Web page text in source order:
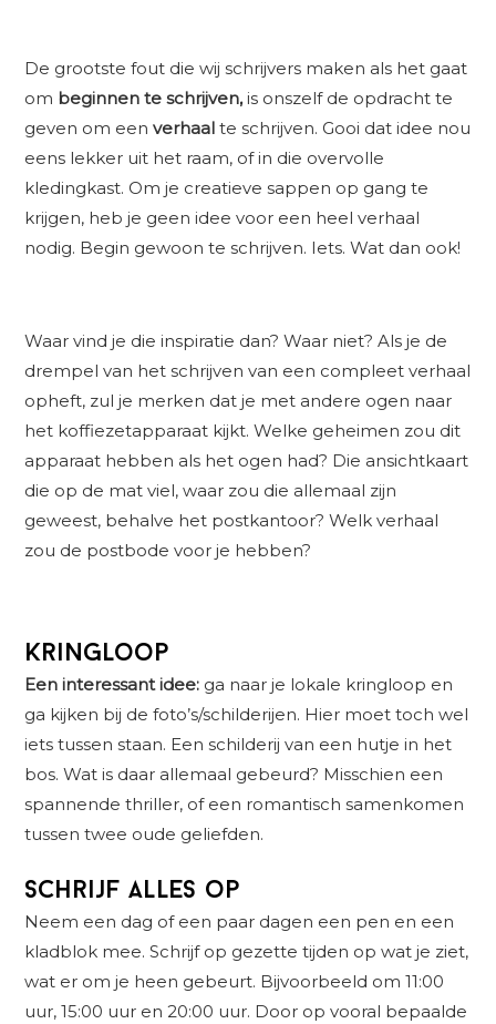
De grootste fout die wij schrijvers maken als het gaat
om beginnen te schrijven,is onszelf de opdracht te
geven om eenverhaal te schrijven. Gooi dat idee nou
eens lekker uit het raam, of in die overvolle
kledingkast. Om je creatieve sappen op gang te
krijgen, heb je geen idee voor een heel verhaal
nodig. Begin gewoon te schrijven. Iets. Wat dan ook!
Waar vind je die inspiratie dan? Waar niet? Als je de
drempel van het schrijven van een compleet verhaal
opheft, zul je merken dat je met andere ogen naar
het koffiezetapparaat kijkt. Welke geheimen zou dit
apparaat hebben als het ogen had? Die ansichtkaart
die op de mat viel, waar zou die allemaal zijn
geweest, behalve het postkantoor? Welk verhaal
zou de postbode voor je hebben?
Kringloop
Een interessant idee: ga naar je lokale kringloop en
ga kijken bij de foto’s/schilderijen. Hier moet toch wel
iets tussen staan. Een schilderij van een hutje in het
bos. Wat is daar allemaal gebeurd? Misschien een
spannende thriller, of een romantisch samenkomen
tussen twee oude geliefden.
Schrijf alles op
Neem een dag of een paar dagen een pen en een
kladblok mee. Schrijf op gezette tijden op wat je ziet,
wat er om je heen gebeurt. Bijvoorbeeld om 11:00
uur, 15:00 uur en 20:00 uur. Door op vooral bepaalde